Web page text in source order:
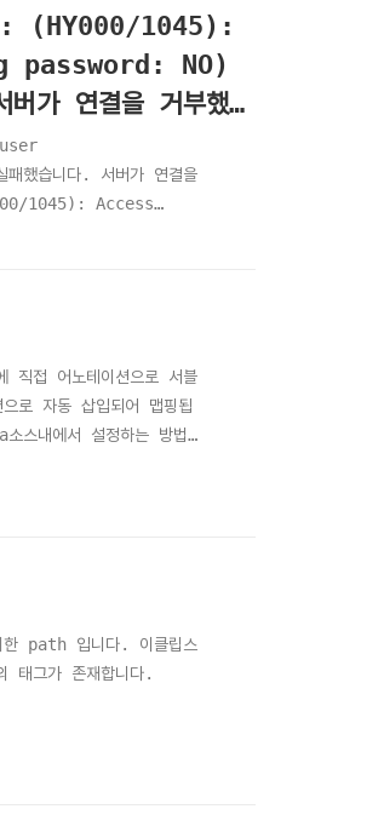
NO)
가 연결을 거부했습
습니다. 서버가 연결을
1045): Access
접 어노테이션으로 서블
자동 삽입되어 맵핑됩
스내에서 설정하는 방법입
path 입니다. 이클립스
태그가 존재합니다.